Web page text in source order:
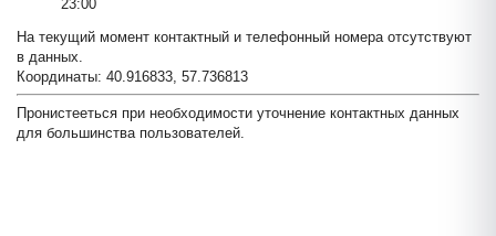
23:00
На текущий момент контактный и телефонный номера отсутствуют
в данных.
Координаты: 40.916833, 57.736813
Пронистееться при необходимости уточнение контактных данных
для большинства пользователей.
Банный комплекс "Веникофф"